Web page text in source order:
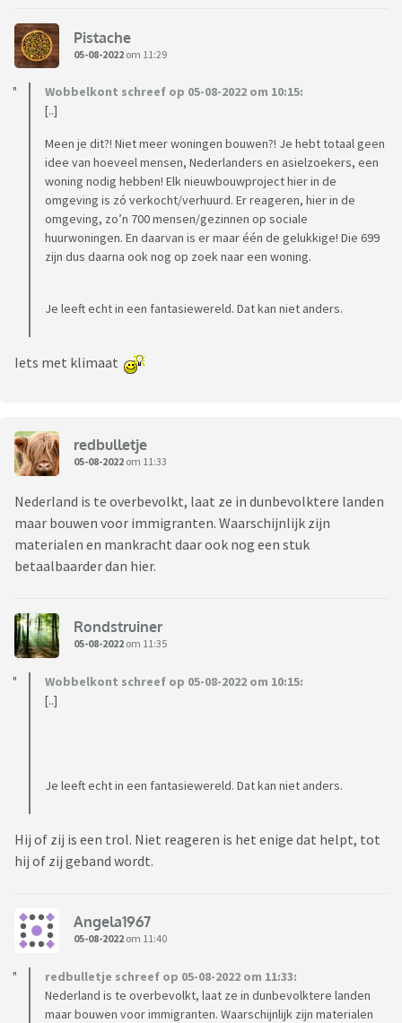
Pistache
05-08-2022 om 11:29
Wobbelkont schreef op 05-08-2022 om 10:15:
[..]
Meen je dit?! Niet meer woningen bouwen?! Je hebt totaal geen
idee van hoeveel mensen, Nederlanders en asielzoekers, een
woning nodig hebben! Elk nieuwbouwproject hier in de
omgeving is zó verkocht/verhuurd. Er reageren, hier in de
omgeving, zo’n 700 mensen/gezinnen op sociale
huurwoningen. En daarvan is er maar één de gelukkige! Die 699
zijn dus daarna ook nog op zoek naar een woning.
Je leeft echt in een fantasiewereld. Dat kan niet anders.
Iets met klimaat
redbulletje
05-08-2022 om 11:33
Nederland is te overbevolkt, laat ze in dunbevolktere landen
maar bouwen voor immigranten. Waarschijnlijk zijn
materialen en mankracht daar ook nog een stuk
betaalbaarder dan hier.
Rondstruiner
05-08-2022 om 11:35
Wobbelkont schreef op 05-08-2022 om 10:15:
[..]
Je leeft echt in een fantasiewereld. Dat kan niet anders.
Hij of zij is een trol. Niet reageren is het enige dat helpt, tot
hij of zij geband wordt.
Angela1967
05-08-2022 om 11:40
redbulletje schreef op 05-08-2022 om 11:33:
Nederland is te overbevolkt, laat ze in dunbevolktere landen
maar bouwen voor immigranten. Waarschijnlijk zijn materialen